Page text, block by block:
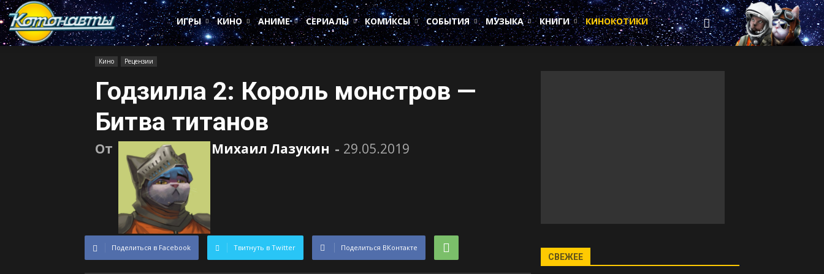
Котонавты
ИГРЫ
КИНО АНИМЕ СЕРИАЛЫ КОМИКСЫ СОБЫТИЯ МУЗЫКА КНИГИ КИНОКОТИКИ
Кино Рецензии
Годзилла 2: Король монстров —
Битва титанов
От Михаил Лазукин - 29.05.2019
Поделиться в Facebook Твитнуть в Twitter Поделиться ВКонтакте
СВЕЖЕЕ